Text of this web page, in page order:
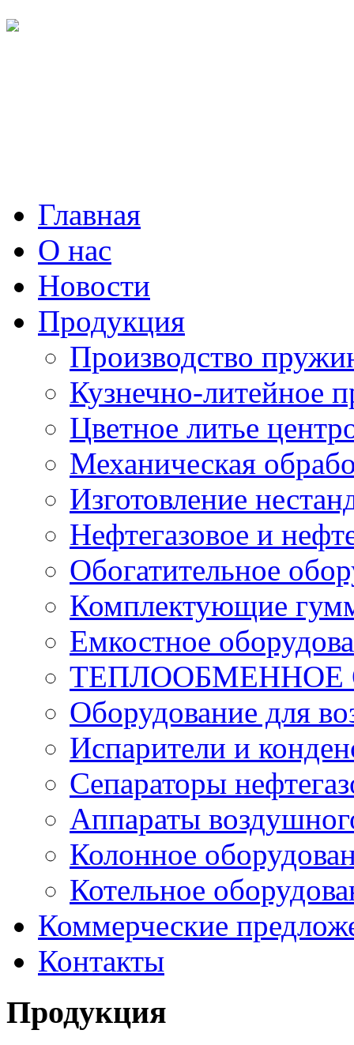
Главная
О нас
Новости
Продукция
Производство
Кузнечно-литейное
Цветное литье
Механическая
Изготовление
Нефтегазовое и
Обогатительное
Комплектующие
Емкостное
ТЕПЛООБМЕННОЕ
Оборудование для
Испарители и
Сепараторы
Аппараты
Колонное
Котельное
Коммерческие
Контакты
Продукция